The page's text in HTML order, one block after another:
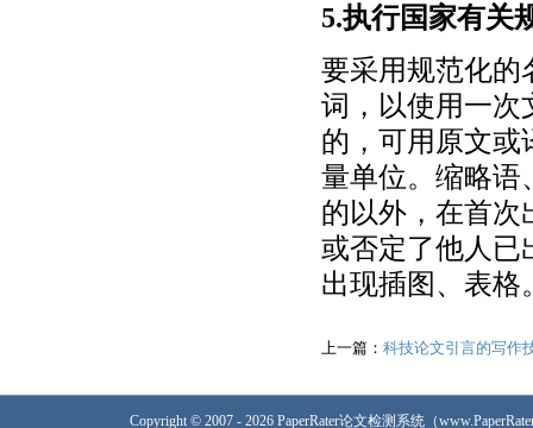
5.执行国家有关
要采用规范化的
词，以使用一次
的，可用原文或
量单位。缩略语
的以外，在首次
或否定了他人已
出现插图、表格
上一篇： 科技论文引言的写作
Copyright © 2007 - 2026 PaperRater论文检测系统（